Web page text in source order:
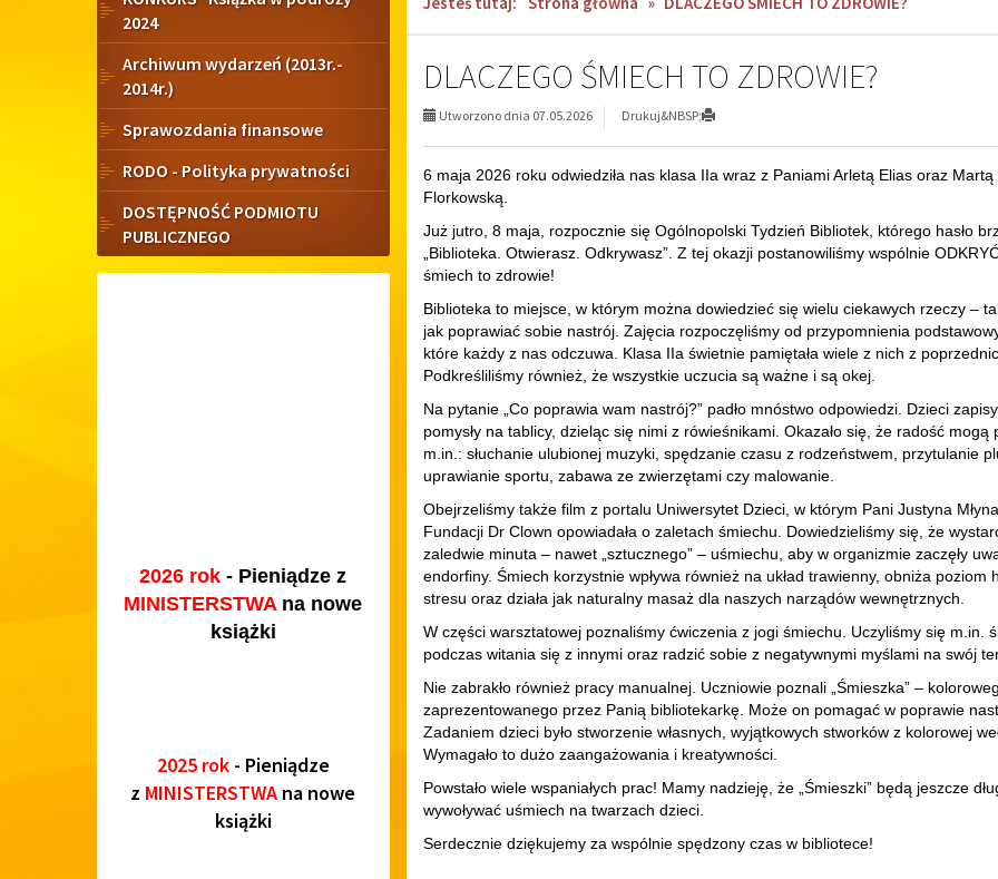
DLACZEGO ŚMIECH TO ZDROWIE?
Utworzono dnia 07.05.2026 Drukuj&NBSP;
6 maja 2026 roku odwiedziła nas klasa IIa wraz z Paniami Arletą Elias oraz Martą
Florkowską.
Już jutro, 8 maja, rozpocznie się Ogólnopolski Tydzień Bibliotek, którego hasło
„Biblioteka. Otwierasz. Odkrywasz”. Z tej okazji postanowiliśmy wspólnie
śmiech to zdrowie!
Biblioteka to miejsce, w którym można dowiedzieć się wielu ciekawych rzeczy –
jak poprawiać sobie nastrój. Zajęcia rozpoczęliśmy od przypomnienia
które każdy z nas odczuwa. Klasa IIa świetnie pamiętała wiele z nich z
Podkreśliliśmy również, że wszystkie uczucia są ważne i są okej.
Na pytanie „Co poprawia wam nastrój?” padło mnóstwo odpowiedzi. Dzieci
pomysły na tablicy, dzieląc się nimi z rówieśnikami. Okazało się, że radość mogą
m.in.: słuchanie ulubionej muzyki, spędzanie czasu z rodzeństwem, przytulanie
uprawianie sportu, zabawa ze zwierzętami czy malowanie.
Obejrzeliśmy także film z portalu Uniwersytet Dzieci, w którym Pani Justyna
Fundacji Dr Clown opowiadała o zaletach śmiechu. Dowiedzieliśmy się, że
zaledwie minuta – nawet „sztucznego” – uśmiechu, aby w organizmie zaczęły
endorfiny. Śmiech korzystnie wpływa również na układ trawienny, obniża poziom
stresu oraz działa jak naturalny masaż dla naszych narządów wewnętrznych.
W części warsztatowej poznaliśmy ćwiczenia z jogi śmiechu. Uczyliśmy się m.in.
podczas witania się z innymi oraz radzić sobie z negatywnymi myślami na swój
Nie zabrakło również pracy manualnej. Uczniowie poznali „Śmieszka” –
zaprezentowanego przez Panią bibliotekarkę. Może on pomagać w poprawie
Zadaniem dzieci było stworzenie własnych, wyjątkowych stworków z kolorowej
Wymagało to dużo zaangażowania i kreatywności.
Powstało wiele wspaniałych prac! Mamy nadzieję, że „Śmieszki” będą jeszcze
wywoływać uśmiech na twarzach dzieci.
Serdecznie dziękujemy za wspólnie spędzony czas w bibliotece!
boczne
2024
Archiwum wydarzeń (2013r.-
2014r.)
Sprawozdania finansowe
RODO - Polityka prywatności
DOSTĘPNOŚĆ PODMIOTU
PUBLICZNEGO
2026 rok - Pieniądze z
MINISTERSTWA na nowe
książki
2025 rok- Pieniądze
z MINISTERSTWA na nowe
książki